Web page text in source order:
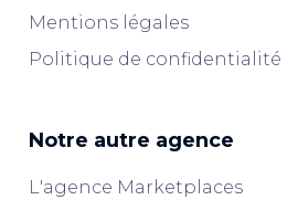
Mentions légales
Politique de confidentialité
Notre autre agence
L'agence Marketplaces